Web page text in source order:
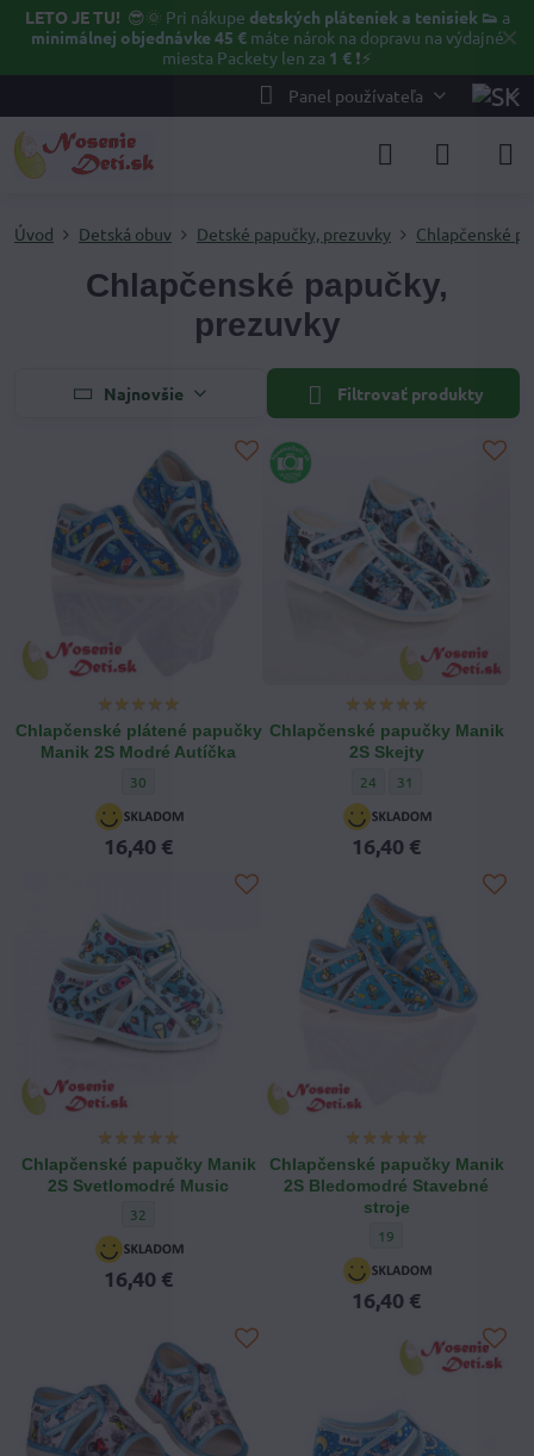
✕
LETO JE TU! 😎🌞 Pri nákupe detských pláteniek a tenisiek 👟 a
minimálnej objednávke 45 €máte nárok na dopravu na výdajné
miesta Packety len za 1 € ❗⚡️
Panel používateľa
Úvod Detská obuv Detské papučky, prezuvky Chlapčenské
Chlapčenské papučky,
prezuvky
Najnovšie Filtrovať produkty
Chlapčenské plátené papučky
Manik 2S Modré Autíčka
Chlapčenské plátené papučky Manik 2S Modré Autíčka -
30
16,40 €
Chlapčenské papučky Manik
2S Skejty
Chlapčenské papučky
24 Chlapčenské
31
16,40 €
Chlapčenské papučky Manik
2S Svetlomodré Music
Chlapčenské papučky Manik 2S Svetlomodré Music - Veľkosť
32
16,40 €
Chlapčenské papučky Manik
2S Bledomodré Stavebné
stroje
Chlapčenské papučky
19
16,40 €